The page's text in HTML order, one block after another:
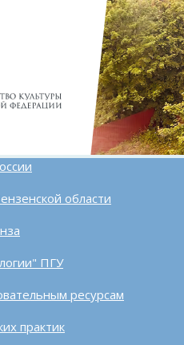
области
ПГУ
ресурсам
практик